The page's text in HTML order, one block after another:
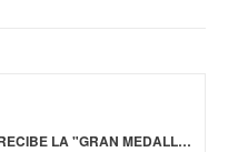
RON FLOR DE CAÑA 18 AÑOS RECIBE LA "GRAN MEDALLA DE ORO"